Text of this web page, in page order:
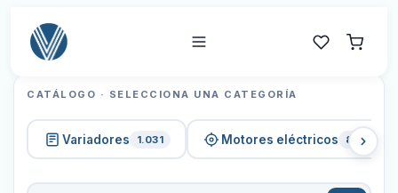
CATÁLOGO · SELECCIONA UNA CATEGORÍA
Variadores 1.031 Motores eléctricos 820